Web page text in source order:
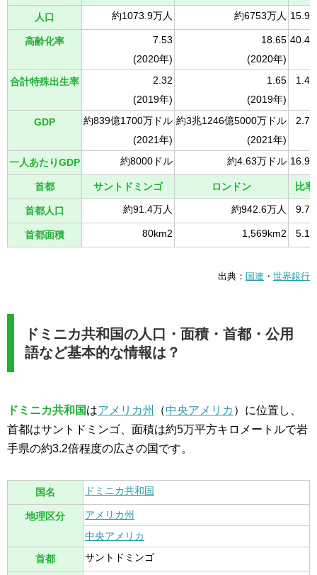
人口 約1073.9万人 約6753万人 15.9
高齢化率
7.53
(2020年)
18.65
(2020年)
40.4
合計特殊出生率
2.32
(2019年)
1.65
(2019年)
1.4
GDP
約839億1700万ドル
(2021年)
約3兆1246億5000万ドル
(2021年)
2.7
一人あたりGDP 約8000ドル 約4.63万ドル 16.9
首都 サントドミンゴ ロンドン 比率
首都人口 約91.4万人 約942.6万人 9.7
首都面積 80km2 1,569km2 5.1
出典： 国連 ・ 世界銀行
ドミニカ共和国の人口・面積・首都・公用
語など基本的な情報は？
ドミニカ共和国はアメリカ州 （中央アメリカ ）に位置し、
首都はサントドミンゴ、面積は約5万平方キロメートルで岩
手県の約3.2倍程度の広さの国です。
国名 ドミニカ共和国
地理区分
アメリカ州
中央アメリカ
首都
サントドミンゴ